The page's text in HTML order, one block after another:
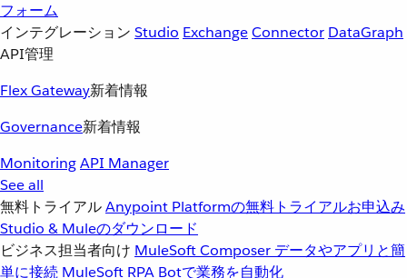
フォーム
インテグレーション Studio ExchangeConnector DataGraph
API管理
Flex Gateway新着情報
Governance新着情報
MonitoringAPI Manager
See all
無料トライアルAnypoint Platformの無料トライアルお申込み
Studio & Muleのダウンロード
ビジネス担当者向け MuleSoft Composer データやアプリと簡
単に接続 MuleSoft RPA Botで業務を自動化